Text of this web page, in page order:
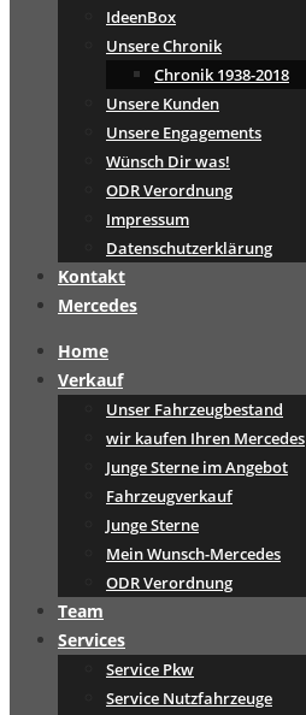
IdeenBox
Unsere Chronik
Chronik 1938-2018
Unsere Kunden
Unsere Engagements
Wünsch Dir was!
ODR Verordnung
Impressum
Datenschutzerklärung
Kontakt
Mercedes
Home
Verkauf
Unser Fahrzeugbestand
wir kaufen Ihren Mercedes
Junge Sterne im Angebot
Fahrzeugverkauf
Junge Sterne
Mein Wunsch-Mercedes
ODR Verordnung
Team
Services
Service Pkw
Service Nutzfahrzeuge